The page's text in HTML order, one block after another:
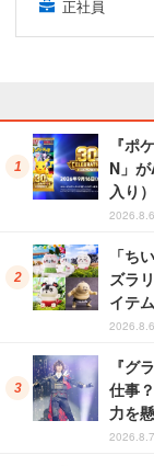
正社員
『ポ
N」
入り）
「ち
ズラ
イテ
『グ
仕事
力を